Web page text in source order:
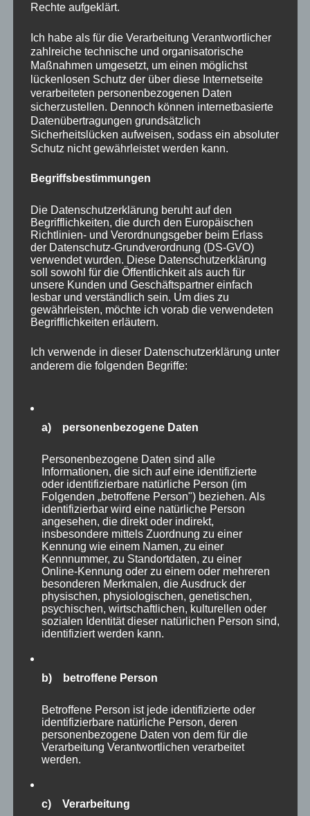
Preisen, Image)
Unternehmensorientiert (Flexibilität am
Markt, Innovationskraft, Hierarchieebenen,
Prozesse der Entscheidungsfindung)
Produktlebenszyklus-Analyse:
Produkt- und Programmpolitik (Vergleich der
Stufen auf denen sich die eigenen Produkte im
Anforderungen an die Organisationsbereiche
organisatorischen Einheiten entsprechend ihrer
Anforderungen korrekt aufgestellt sind
Ressourcenanalyse:
Ermittlung, ob die zur Erstellung der Leistung
notwendigen Ressourcen problemlos beschafft
werden können (Lieferketten)
Analyse, ob der Kundennutzen erkennbar
firmenspezifisch und nicht einfach
Transferierbarkeit der Leistungserstellung auf
2. Zieldefinition
Weiß das Unternehmen dann, in welcher Markt- und
Wettbewerbssituation es sich befindet und welche
eigenen Stärken und Baustellen es besitzt, werden die
relevanten Geschäftsfelder definiert, also welche
Produkte/Dienstleistungen man wo vermarkten
möchte. Da es in der Regel mehrere Geschäftsfelder
Auch sollten hierbei in den meisten Fällen die
Geschäftsfelder nicht separat voneinander betrachtet
werden, sondern immer in Kombination miteinander,
um Optimierungspotentiale (Synergieeffekte) voll
ausschöpfen zu können. Aus der Betrachtung der
Rechte aufgeklärt.
Ich habe als für die Verarbeitung Verantwortlicher
zahlreiche technische und organisatorische
Maßnahmen umgesetzt, um einen möglichst
lückenlosen Schutz der über diese Internetseite
verarbeiteten personenbezogenen Daten
sicherzustellen. Dennoch können internetbasierte
Datenübertragungen grundsätzlich
Sicherheitslücken aufweisen, sodass ein absoluter
Schutz nicht gewährleistet werden kann.
Begriffsbestimmungen
Die Datenschutzerklärung beruht auf den
Begrifflichkeiten, die durch den Europäischen
Richtlinien- und Verordnungsgeber beim Erlass
der Datenschutz-Grundverordnung (DS-GVO)
verwendet wurden. Diese Datenschutzerklärung
soll sowohl für die Öffentlichkeit als auch für
unsere Kunden und Geschäftspartner einfach
lesbar und verständlich sein. Um dies zu
gewährleisten, möchte ich vorab die verwendeten
Begrifflichkeiten erläutern.
Ich verwende in dieser Datenschutzerklärung unter
anderem die folgenden Begriffe:
a) personenbezogene Daten
Personenbezogene Daten sind alle
Informationen, die sich auf eine identifizierte
oder identifizierbare natürliche Person (im
Folgenden „betroffene Person") beziehen. Als
identifizierbar wird eine natürliche Person
angesehen, die direkt oder indirekt,
insbesondere mittels Zuordnung zu einer
Kennung wie einem Namen, zu einer
Kennnummer, zu Standortdaten, zu einer
Online-Kennung oder zu einem oder mehreren
besonderen Merkmalen, die Ausdruck der
physischen, physiologischen, genetischen,
psychischen, wirtschaftlichen, kulturellen oder
sozialen Identität dieser natürlichen Person sind,
identifiziert werden kann.
b) betroffene Person
Betroffene Person ist jede identifizierte oder
identifizierbare natürliche Person, deren
personenbezogene Daten von dem für die
Verarbeitung Verantwortlichen verarbeitet
werden.
c) Verarbeitung